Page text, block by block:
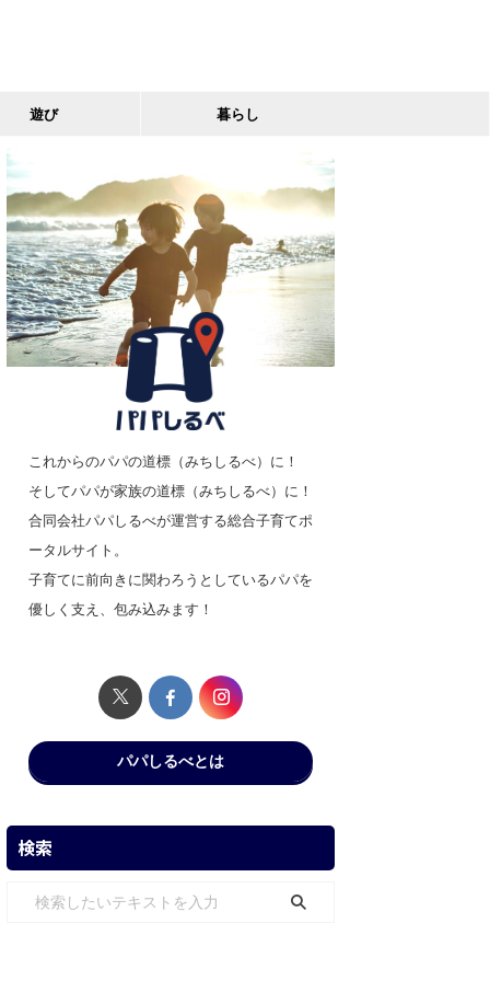
遊び 暮らし
これからのパパの道標（みちしるべ）に！
そしてパパが家族の道標（みちしるべ）に！
合同会社パパしるべが運営する総合子育てポ
ータルサイト。
子育てに前向きに関わろうとしているパパを
優しく支え、包み込みます！
パパしるべとは
検索